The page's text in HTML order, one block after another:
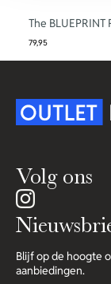
The
79,95
Volg ons
Blijf op de hoogte
aanbiedingen.